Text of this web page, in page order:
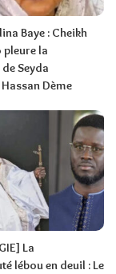
Baye : Cheikh
pleure la
Seyda
Dème
La
lébou en deuil : Le